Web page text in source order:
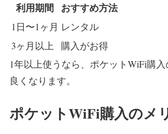
利用期間 おすすめ方法
1日〜1ヶ月 レンタル
3ヶ月以上
購入がお得
1年以上使うなら、ポケットWiFi購
良くなります。
ポケットWiFi購入のメ